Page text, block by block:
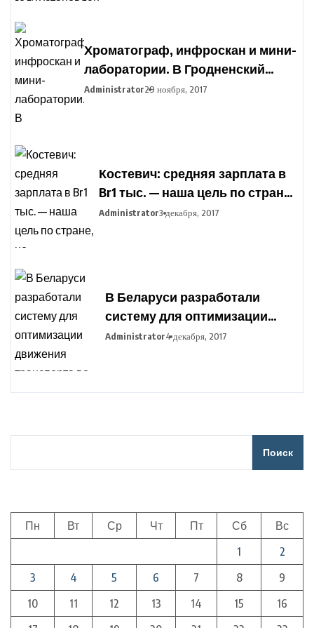
Хроматограф, инфроскан и мини-
лаборатории. В Гродненский
агропромышленный парк
Administrator29 ноября, 2017
Костевич: средняя зарплата в
Br1 тыс. — наша цель по стране,
но дифференциация по
Administrator3 декабря, 2017
В Беларуси разработали
систему для оптимизации
движения транспорта во
Administrator4 декабря, 2017
Поиск
Пн Вт Ср Чт Пт Сб
Вс
1
2
3
4 5 6 7 8
9
10
11 12 13 14 15
16